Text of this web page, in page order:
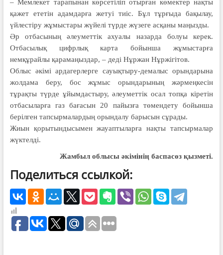
– Мемлекет тарапынан көрсетіліп отырған көмектер нақты
қажет ететін адамдарға жетуі тиіс. Бұл тұрғыда бақылау,
үйлестіру жұмыстары жүйелі түрде жүзеге асқаны маңызды.
Әр отбасының әлеуметтік ахуалы назарда болуы керек.
Отбасылық цифрлық карта бойынша жұмыстарға
немқұрайлы қарамаңыздар, – деді Нұржан Нұржігітов.
Облыс әкімі ардагерлерге сауықтыру-демалыс орындарына
жолдама беру, бос жұмыс орындарының жәрмеңкесін
тұрақты түрде ұйымдастыру, әлеуметтік осал топқа кіретін
отбасыларға газ бағасын 20 пайызға төмендету бойынша
берілген тапсырмалардың орындалу барысын сұрады.
Жиын қорытындысымен жауаптыларға нақты тапсырмалар
жүктелді.
Жамбыл облысы әкімінің баспасөз қызметі.
Поделиться ссылкой: